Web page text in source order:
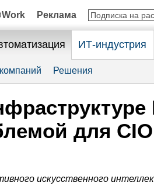
Реклама
ИТ-индустрия
Решения
для CIO
искусственного